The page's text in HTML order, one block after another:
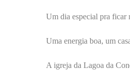
Um dia especial pra ficar
Uma energia boa, um
A igreja da Lagoa da